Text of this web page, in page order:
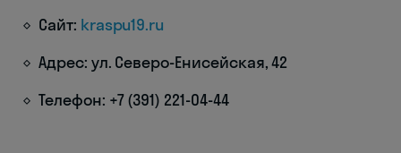
Сайт: kraspu19.ru
Адрес: ул. Северо-Енисейская, 42
Телефон: +7 (391) 221-04-44